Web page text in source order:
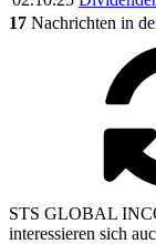
17 Nachrichten in
STS GLOBAL
interessieren sich